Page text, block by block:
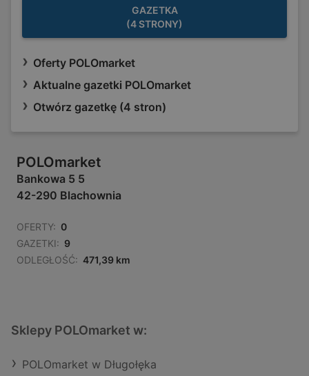
GAZETKA
(4 STRONY)
Oferty POLOmarket
Aktualne gazetki POLOmarket
Otwórz gazetkę (4 stron)
POLOmarket
Bankowa 5 5
42-290 Blachownia
OFERTY: 0
GAZETKI: 9
ODLEGŁOŚĆ: 471,39 km
Sklepy POLOmarket w:
POLOmarket w Długołęka